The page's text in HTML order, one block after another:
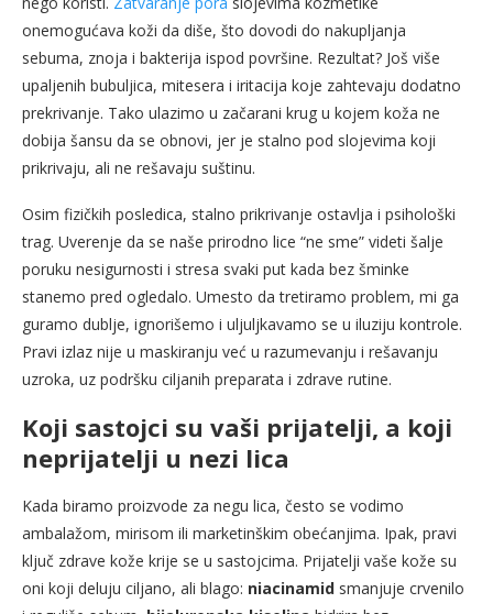
onemogućava koži da diše, što dovodi do nakupljanja
sebuma, znoja i bakterija ispod površine. Rezultat? Još više
upaljenih bubuljica, mitesera i iritacija koje zahtevaju dodatno
prekrivanje. Tako ulazimo u začarani krug u kojem koža ne
dobija šansu da se obnovi, jer je stalno pod slojevima koji
prikrivaju, ali ne rešavaju suštinu.
Osim fizičkih posledica, stalno prikrivanje ostavlja i psihološki
trag. Uverenje da se naše prirodno lice “ne sme” videti šalje
poruku nesigurnosti i stresa svaki put kada bez šminke
stanemo pred ogledalo. Umesto da tretiramo problem, mi ga
guramo dublje, ignorišemo i uljuljkavamo se u iluziju kontrole.
Pravi izlaz nije u maskiranju već u razumevanju i rešavanju
uzroka, uz podršku ciljanih preparata i zdrave rutine.
Koji sastojci su vaši prijatelji, a koji
neprijatelji u nezi lica
Kada biramo proizvode za negu lica, često se vodimo
ambalažom, mirisom ili marketinškim obećanjima. Ipak, pravi
ključ zdrave kože krije se u sastojcima. Prijatelji vaše kože su
oni koji deluju ciljano, ali blago: niacinamid smanjuje crvenilo